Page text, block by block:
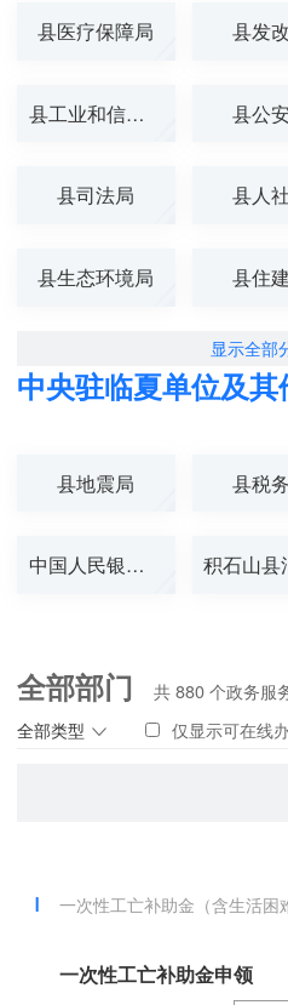
县医疗保障局 县发
县工业和信息化... 县公
县司法局 县人
县生态环境局 县住
显示全部
中央驻临夏单位及其
县地震局 县税
中国人民银行积...
全部部门
全部类型
共880 个政务服
仅显示可在线
一次性工亡补助金（含生活
一次性工亡补助金申领